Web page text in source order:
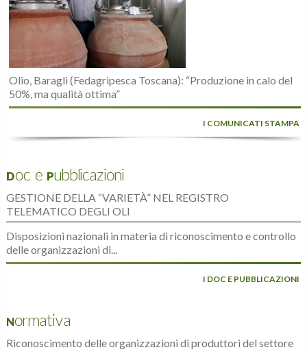
Olio, Baragli (Fedagripesca Toscana): “Produzione in calo del
50%, ma qualità ottima”
I COMUNICATI STAMPA
Doc e Pubblicazioni
GESTIONE DELLA “VARIETÀ” NEL REGISTRO
TELEMATICO DEGLI OLI
Disposizioni nazionali in materia di riconoscimento e controllo
delle organizzazioni di...
I DOC E PUBBLICAZIONI
Normativa
Riconoscimento delle organizzazioni di produttori del settore